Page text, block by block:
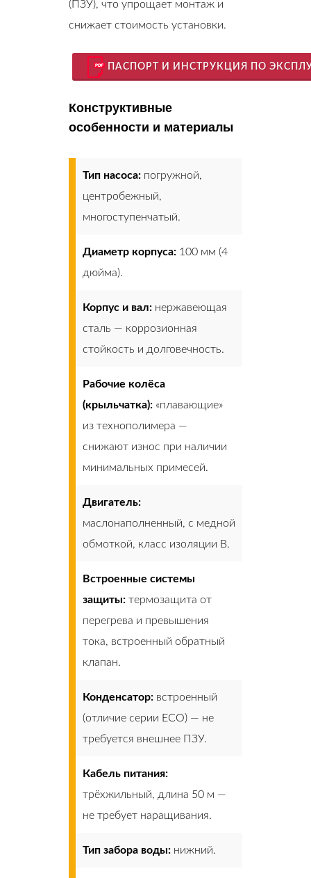
(ПЗУ), что упрощает монтаж и
снижает стоимость установки.
ПАСПОРТ И ИНСТРУКЦИЯ ПО
Конструктивные
особенности и материалы
Тип насоса: погружной,
центробежный,
многоступенчатый.
Диаметр корпуса: 100 мм (4
дюйма).
Корпус и вал: нержавеющая
сталь — коррозионная
стойкость и долговечность.
Рабочие колёса
(крыльчатка): «плавающие»
из технополимера —
снижают износ при наличии
минимальных примесей.
Двигатель:
маслонаполненный, с медной
обмоткой, класс изоляции B.
Встроенные системы
защиты: термозащита от
перегрева и превышения
тока, встроенный обратный
клапан.
Конденсатор: встроенный
(отличие серии ECO) — не
требуется внешнее ПЗУ.
Кабель питания:
трёхжильный, длина 50 м —
не требует наращивания.
Тип забора воды: нижний.